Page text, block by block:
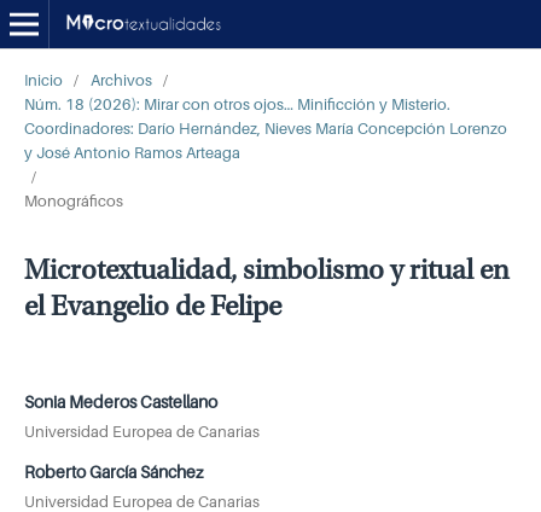
Inicio / Archivos /
Núm. 18 (2026): Mirar con otros ojos… Minificción y Misterio.
Coordinadores: Darío Hernández, Nieves María Concepción Lorenzo
y José Antonio Ramos Arteaga
/
Monográficos
Microtextualidad, simbolismo y ritual en
el Evangelio de Felipe
Sonia Mederos Castellano
Universidad Europea de Canarias
Roberto García Sánchez
Universidad Europea de Canarias